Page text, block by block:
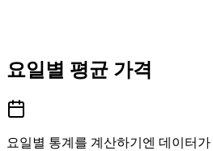
요일별 평균 가격
요일별 통계를 계산하기엔 데이터